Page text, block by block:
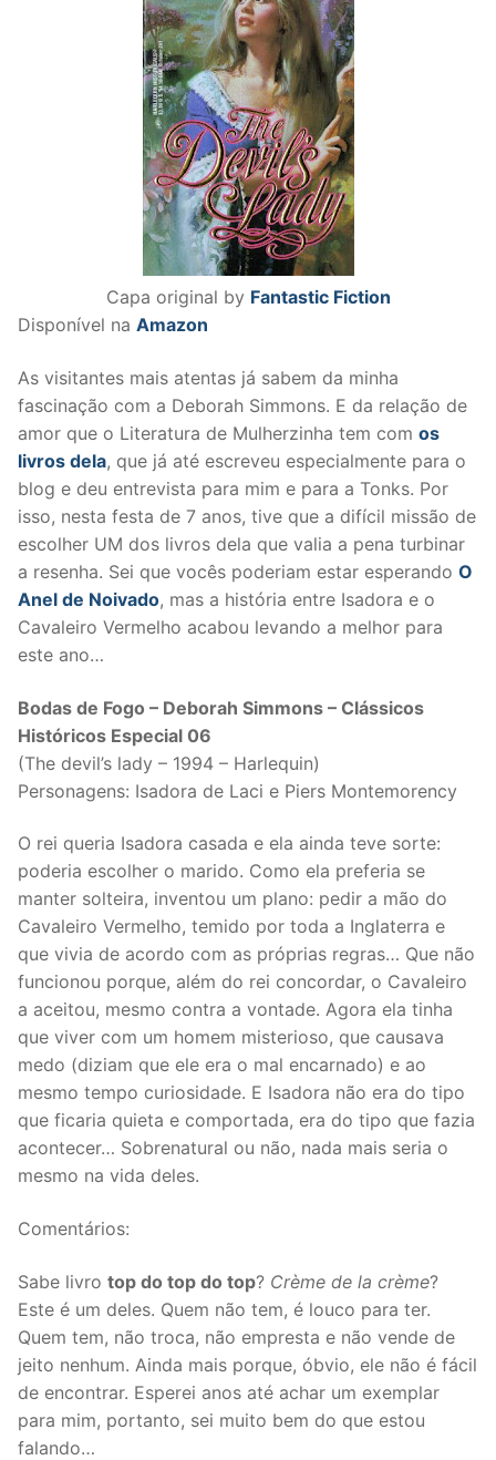
Capa original by Fantastic Fiction
Disponível na Amazon
As visitantes mais atentas já sabem da minha
fascinação com a Deborah Simmons. E da relação de
amor que o Literatura de Mulherzinha tem com os
livros dela, que já até escreveu especialmente para o
blog e deu entrevista para mim e para a Tonks. Por
isso, nesta festa de 7 anos, tive que a difícil missão de
escolher UM dos livros dela que valia a pena turbinar
a resenha. Sei que vocês poderiam estar esperando O
Anel de Noivado, mas a história entre Isadora e o
Cavaleiro Vermelho acabou levando a melhor para
este ano…
Bodas de Fogo – Deborah Simmons – Clássicos
Históricos Especial 06
(The devil’s lady – 1994 – Harlequin)
Personagens: Isadora de Laci e Piers Montemorency
O rei queria Isadora casada e ela ainda teve sorte:
poderia escolher o marido. Como ela preferia se
manter solteira, inventou um plano: pedir a mão do
Cavaleiro Vermelho, temido por toda a Inglaterra e
que vivia de acordo com as próprias regras… Que não
funcionou porque, além do rei concordar, o Cavaleiro
a aceitou, mesmo contra a vontade. Agora ela tinha
que viver com um homem misterioso, que causava
medo (diziam que ele era o mal encarnado) e ao
mesmo tempo curiosidade. E Isadora não era do tipo
que ficaria quieta e comportada, era do tipo que fazia
acontecer… Sobrenatural ou não, nada mais seria o
mesmo na vida deles.
Comentários:
Sabe livro top do top do top? Crème de la crème?
Este é um deles. Quem não tem, é louco para ter.
Quem tem, não troca, não empresta e não vende de
jeito nenhum. Ainda mais porque, óbvio, ele não é fácil
de encontrar. Esperei anos até achar um exemplar
para mim, portanto, sei muito bem do que estou
falando…